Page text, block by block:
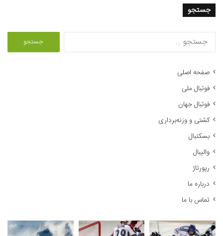
جستجو
صفحه اصلی
فوتبال ملی
فوتبال جهان
کشتی و وزنه‌برداری
بسکتبال
والیبال
رپورتاژ
درباره ما
تماس با ما